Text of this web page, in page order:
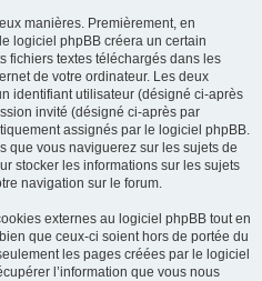
manières. Premièrement, en
logiciel phpBB créera un certain
fichiers textes téléchargés dans les
de votre ordinateur. Les deux
identifiant utilisateur (désigné ci-après
invité (désigné ci-après par
assignés par le logiciel phpBB.
que vous naviguerez sur les sujets de
stocker les informations sur les sujets
navigation sur le forum.
externes au logiciel phpBB tout en
que ceux-ci soient hors de portée du
les pages créées par le logiciel
l’information que vous nous